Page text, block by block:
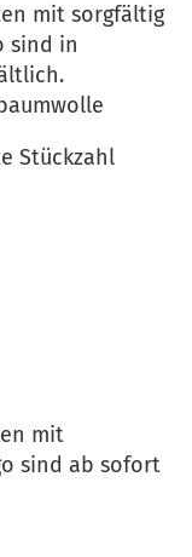
mit sorgfältig
sind in
Stückzahl
mit
sind ab sofort